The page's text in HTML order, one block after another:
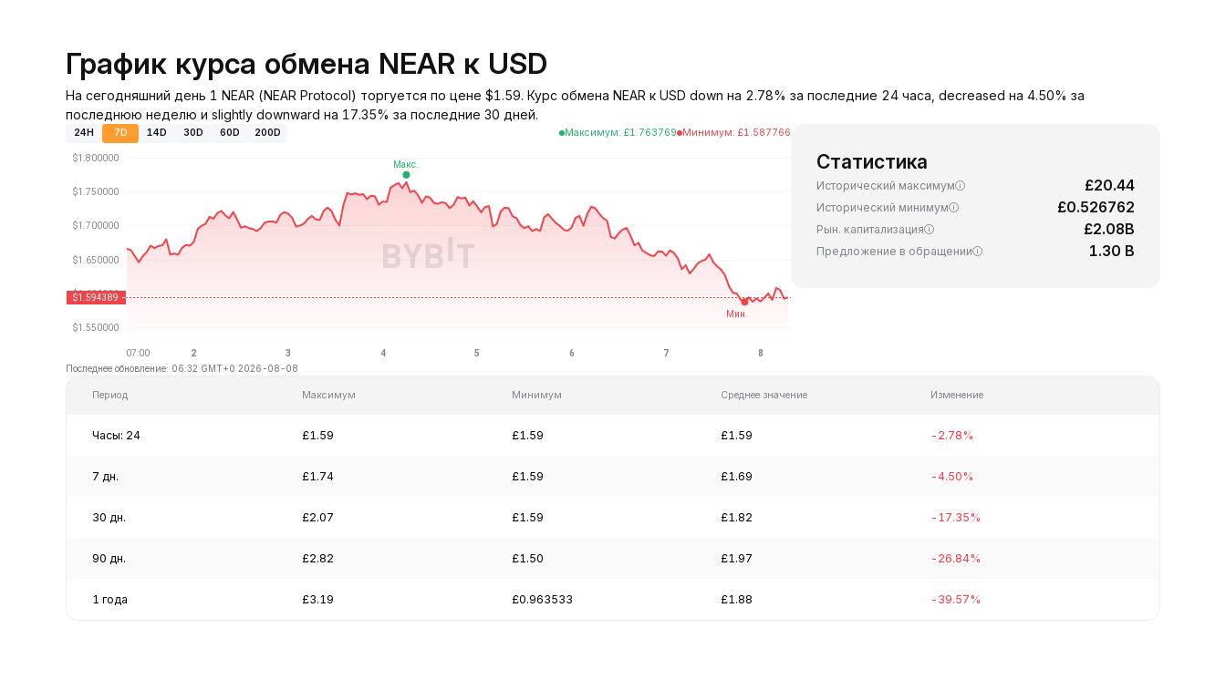
График курса обмена NEAR к USD
На сегодняшний день 1 NEAR (NEAR Protocol) торгуется по цене $1.59. Курс обмена NEAR к USD down на 2.78% за последние 24 часа, decreased на 4.50% за
последнюю неделю и slightly downward на 17.35% за последние 30 дней.
24H 7D 14D 30D 60D 200D Максимум: £1.763769 Минимум: £1.587766
Последнее обновление: 06:32 GMT+0 2026-08-08
Статистика
Исторический максимум £20.44
Исторический минимум £0.526762
Рын. капитализация £2.08B
Предложение в обращении 1.30 B
Период Максимум Минимум Среднее значение Изменение
Часы: 24 £1.59 £1.59 £1.59 -2.78%
7 дн. £1.74 £1.59 £1.69 -4.50%
30 дн. £2.07 £1.59 £1.82 -17.35%
90 дн. £2.82 £1.50 £1.97 -26.84%
1 года £3.19 £0.963533 £1.88 -39.57%